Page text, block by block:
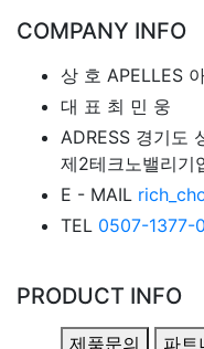
COMPANY INFO
상 호 APELLES
대 표 최 민 웅
ADRESS 경기도
제2테크노밸리기
E - MAIL
TEL 0507-1377-
PRODUCT INFO
제품문의 파트